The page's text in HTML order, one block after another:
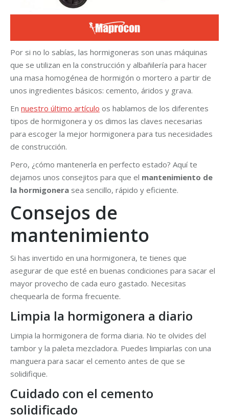
Por si no lo sabías, las hormigoneras son unas máquinas
que se utilizan en la construcción y albañilería para hacer
una masa homogénea de hormigón o mortero a partir de
unos ingredientes básicos: cemento, áridos y grava.
En nuestro último artículo os hablamos de los diferentes
tipos de hormigonera y os dimos las claves necesarias
para escoger la mejor hormigonera para tus necesidades
de construcción.
Pero, ¿cómo mantenerla en perfecto estado? Aquí te
dejamos unos consejitos para que el mantenimiento de
la hormigonera sea sencillo, rápido y eficiente.
Consejos de
mantenimiento
Si has invertido en una hormigonera, te tienes que
asegurar de que esté en buenas condiciones para sacar el
mayor provecho de cada euro gastado. Necesitas
chequearla de forma frecuente.
Limpia la hormigonera a diario
Limpia la hormigonera de forma diaria. No te olvides del
tambor y la paleta mezcladora. Puedes limpiarlas con una
manguera para sacar el cemento antes de que se
solidifique.
Cuidado con el cemento
solidificado